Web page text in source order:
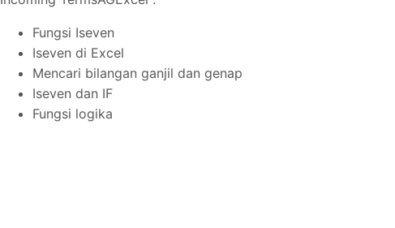
Fungsi Iseven
Iseven di Excel
Mencari bilangan ganjil dan genap
Iseven dan IF
Fungsi logika